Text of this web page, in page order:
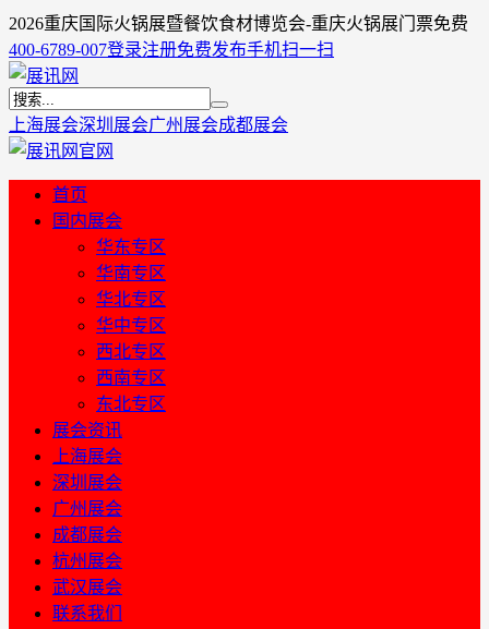
2026重庆国际火锅展暨餐饮食材博览会-重庆火锅展门票免费
400-6789-007登录注册免费发布手机扫一扫
上海展会深圳展会广州展会成都展会
首页
国内展会
华东专区
华南专区
华北专区
华中专区
西北专区
西南专区
东北专区
展会资讯
上海展会
深圳展会
广州展会
成都展会
杭州展会
武汉展会
联系我们